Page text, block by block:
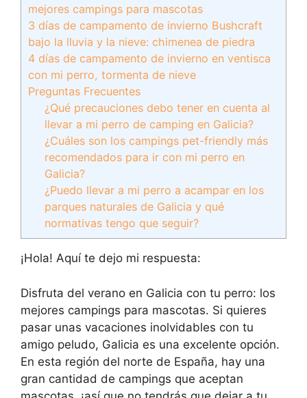
mejores campings para mascotas
3 días de campamento de invierno Bushcraft
bajo la lluvia y la nieve: chimenea de piedra
4 días de campamento de invierno en ventisca
con mi perro, tormenta de nieve
Preguntas Frecuentes
¿Qué precauciones debo tener en cuenta al
llevar a mi perro de camping en Galicia?
¿Cuáles son los campings pet-friendly más
recomendados para ir con mi perro en
Galicia?
¿Puedo llevar a mi perro a acampar en los
parques naturales de Galicia y qué
normativas tengo que seguir?
¡Hola! Aquí te dejo mi respuesta:
Disfruta del verano en Galicia con tu perro: los
mejores campings para mascotas. Si quieres
pasar unas vacaciones inolvidables con tu
amigo peludo, Galicia es una excelente opción.
En esta región del norte de España, hay una
gran cantidad de campings que aceptan